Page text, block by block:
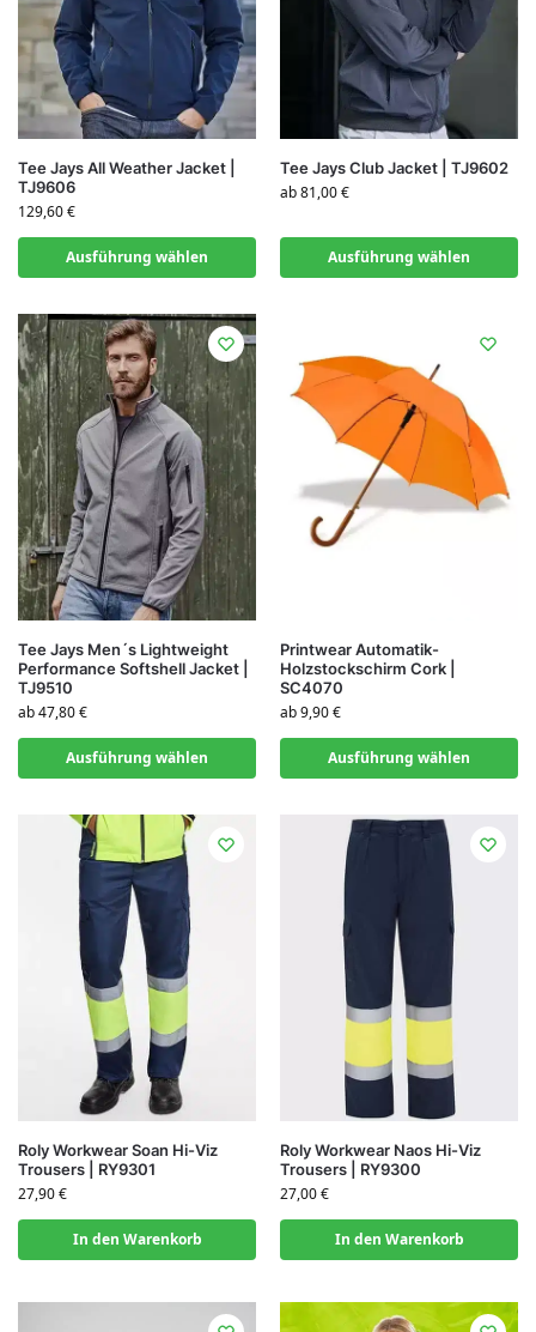
Tee Jays All Weather Jacket |
TJ9606
129,60€
Ausführung wählen
Tee Jays Club Jacket | TJ9602
ab81,00€
Ausführung wählen
Tee Jays Men´s Lightweight
Performance Softshell Jacket |
TJ9510
ab47,80€
Ausführung wählen
Printwear Automatik-
Holzstockschirm Cork |
SC4070
ab9,90€
Ausführung wählen
Roly Workwear Soan Hi-Viz
Trousers | RY9301
27,90€
In den Warenkorb
Roly Workwear Naos Hi-Viz
Trousers | RY9300
27,00€
In den Warenkorb